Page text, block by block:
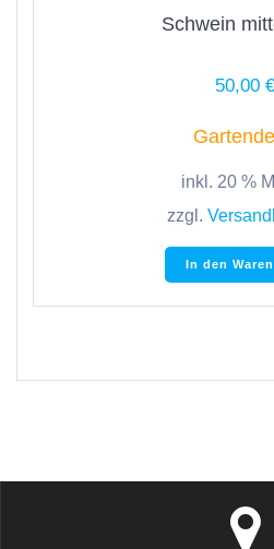
Schwein
50,00 €
inkl. 20 %
zzgl.
In den